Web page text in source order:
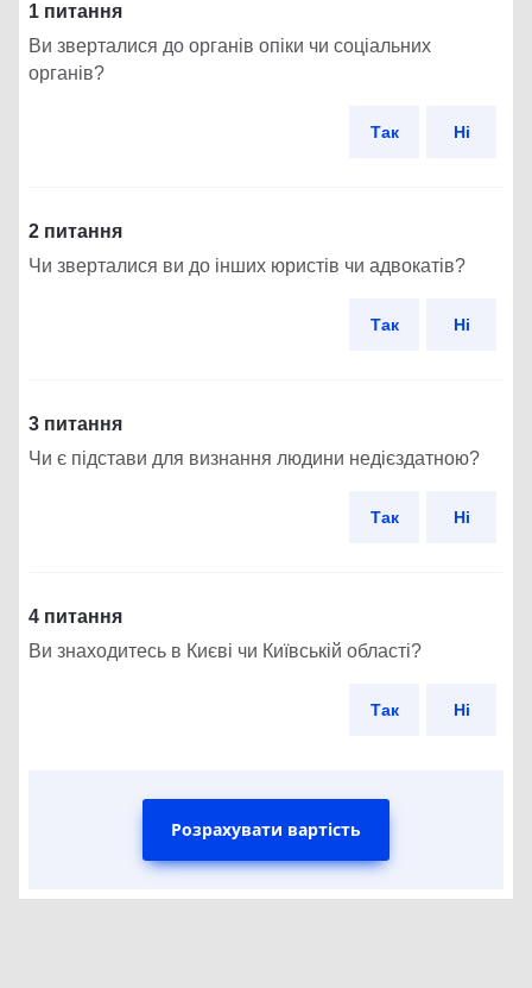
1 питання
Ви зверталися до органів опіки чи соціальних
органів?
Так Ні
2 питання
Чи зверталися ви до інших юристів чи адвокатів?
Так Ні
3 питання
Чи є підстави для визнання людини недієздатною?
Так Ні
4 питання
Ви знаходитесь в Києві чи Київській області?
Так Ні
Розрахувати вартість